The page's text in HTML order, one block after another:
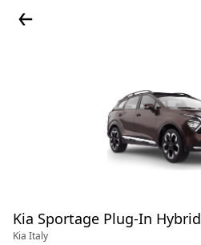
Kia Sportage Plug-In Hybrid
Kia Italy